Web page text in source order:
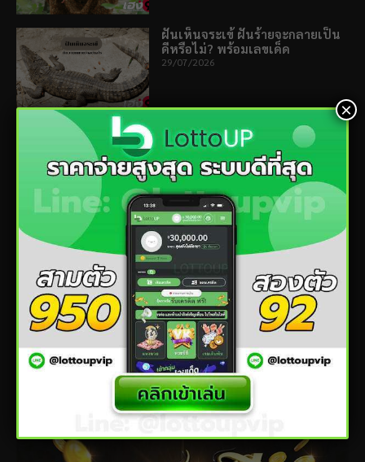
ฝันเห็นจระเข้ ฝันร้ายจะกลายเป็น
ดีหรือไม่? พร้อมเลขเด็ด
29/07/2026
ฝันเห็นคนชรา หมายความว่า
อะไร? เปิดคำทำนายครบทุกด้าน
17/07/2026
ฝันว่าฟันโยก ดีหรือร้าย? อ่านคำ
ทำนายก่อนพลาดโอกาสสำคัญ
10/07/2026
ฝันว่าแท้งลูก หมายถึงอะไร? เปิด
คำทำนายเรื่องรอบตัว
06/07/2026
×